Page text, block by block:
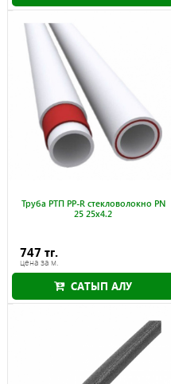
Труба РТП PP-R стекловолокно PN
25 25x4.2
747 тг.
цена за м.
САТЫП АЛУ